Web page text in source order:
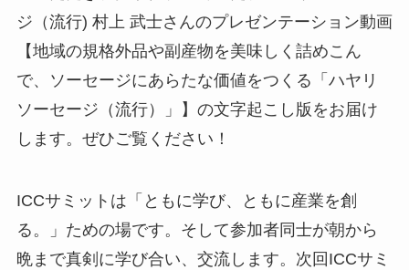
ジ（流行) 村上 武士さんのプレゼンテーション動画
【地域の規格外品や副産物を美味しく詰めこん
で、ソーセージにあらたな価値をつくる「ハヤリ
ソーセージ（流行）」】の文字起こし版をお届け
します。ぜひご覧ください！
ICCサミットは「ともに学び、ともに産業を創
る。」ための場です。そして参加者同士が朝から
晩まで真剣に学び合い、交流します。次回ICCサミ